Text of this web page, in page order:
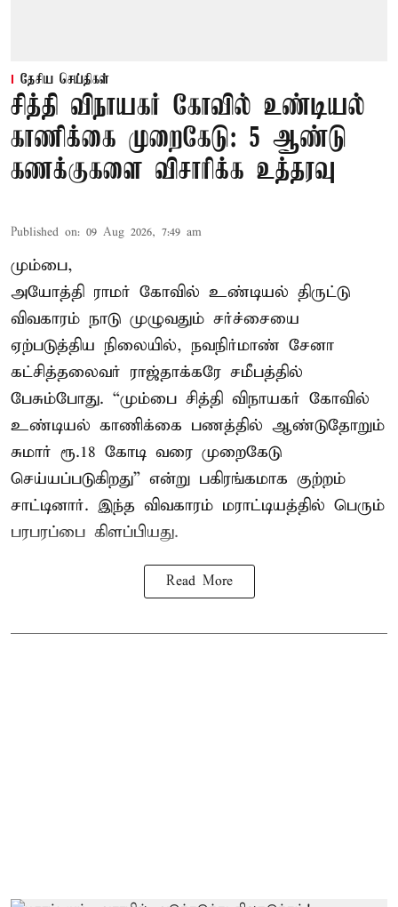
தேசிய செய்திகள்
சித்தி விநாயகர் கோவில் உண்டியல்
காணிக்கை முறைகேடு: 5 ஆண்டு
கணக்குகளை விசாரிக்க உத்தரவு
Published on: 09 Aug 2026, 7:49 am
மும்பை,
அயோத்தி ராமர் கோவில் உண்டியல் திருட்டு
விவகாரம் நாடு முழுவதும் சர்ச்சையை
ஏற்படுத்திய நிலையில், நவநிர்மாண் சேனா
கட்சித்தலைவர் ராஜ்தாக்கரே சமீபத்தில்
பேசும்போது. “மும்பை சித்தி விநாயகர் கோவில்
உண்டியல் காணிக்கை பணத்தில் ஆண்டுதோறும்
சுமார் ரூ.18 கோடி வரை முறைகேடு
செய்யப்படுகிறது” என்று பகிரங்கமாக குற்றம்
சாட்டினார். இந்த விவகாரம் மராட்டியத்தில் பெரும்
பரபரப்பை கிளப்பியது.
Read More